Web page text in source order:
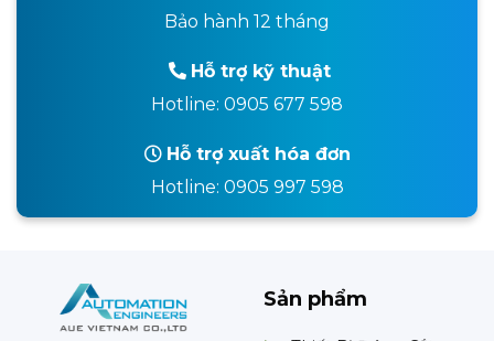
Bảo hành 12 tháng
Hỗ trợ kỹ thuật
Hotline: 0905 677 598
Hỗ trợ xuất hóa đơn
Hotline: 0905 997 598
Sản phẩm